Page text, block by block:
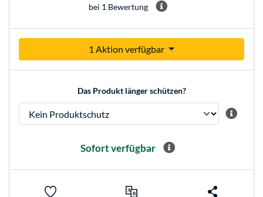
bei 1 Bewertung
1 Aktion verfügbar
Das Produkt länger schützen?
Sofort verfügbar